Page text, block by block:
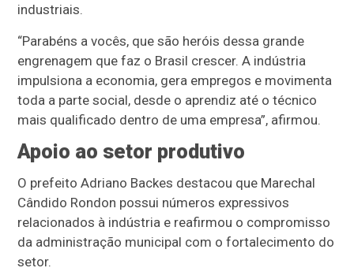
industriais.
“Parabéns a vocês, que são heróis dessa grande
engrenagem que faz o Brasil crescer. A indústria
impulsiona a economia, gera empregos e movimenta
toda a parte social, desde o aprendiz até o técnico
mais qualificado dentro de uma empresa”, afirmou.
Apoio ao setor produtivo
O prefeito Adriano Backes destacou que Marechal
Cândido Rondon possui números expressivos
relacionados à indústria e reafirmou o compromisso
da administração municipal com o fortalecimento do
setor.